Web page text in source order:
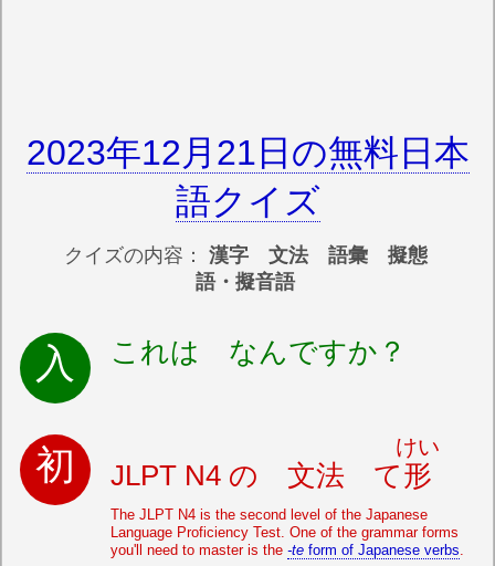
2023年12月21日の無料日本
語クイズ
クイズの内容： 漢字 文法 語彙 擬態
語・擬音語
これは なんですか？
JLPT N4 の 文法 て形
けい
The JLPT N4 is the second level of the Japanese
Language Proficiency Test. One of the grammar forms
you'll need to master is the -te form of Japanese verbs.